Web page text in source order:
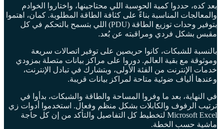
بعد كده، حددوا كمية الحوسبة اللي محتاجينها، واختاروا الخوادم
والمعالجات المناسبة بناءً على كثافة الطاقة المطلوبة. كمان، اهتموا
بتوفير وحدات توزيع الطاقة (PDU) اللي بتسمح بالتحكم في كل
مقبس بشكل فردي ومراقبته عن بُعد.
بالنسبة للشبكات، كانوا حريصين على توفير اتصالات سريعة
وموثوقة مع بقية العالم. دوروا على مراكز بيانات متصلة بمزودي
خدمات الإنترنت من الفئة الأولى، وبتشارك في تبادل الإنترنت،
وعندها ألياف ضوئية متاحة لمراكز بيانات قريبة.
في النهاية، بعد ما وفروا المساحة والطاقة والشبكات، بدأوا في
ترتيب الرفوف والكابلات بشكل منظم وفعال. استخدموا أدوات زي
Microsoft Excel لتخطيط كل التفاصيل والتأكد من إن كل حاجة
ماشية حسب الخطة.